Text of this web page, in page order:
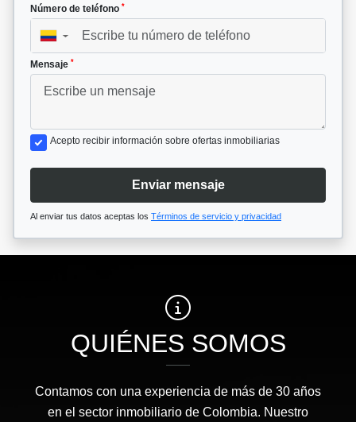
Número de teléfono *
▼
Mensaje *
Acepto recibir información sobre ofertas inmobiliarias
Enviar mensaje
Al enviar tus datos aceptas los Términos de servicio y privacidad
QUIÉNES SOMOS
Contamos con una experiencia de más de 30 años
en el sector inmobiliario de Colombia. Nuestro